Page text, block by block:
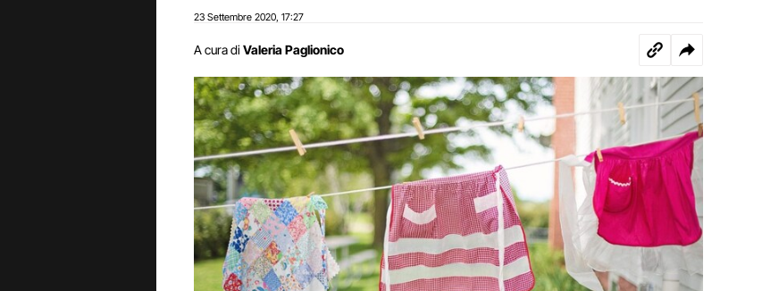
23 Settembre 2020 17:27
A cura di Valeria Paglionico